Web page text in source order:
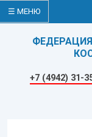
☰ МЕНЮ
+7 (4942) 31-